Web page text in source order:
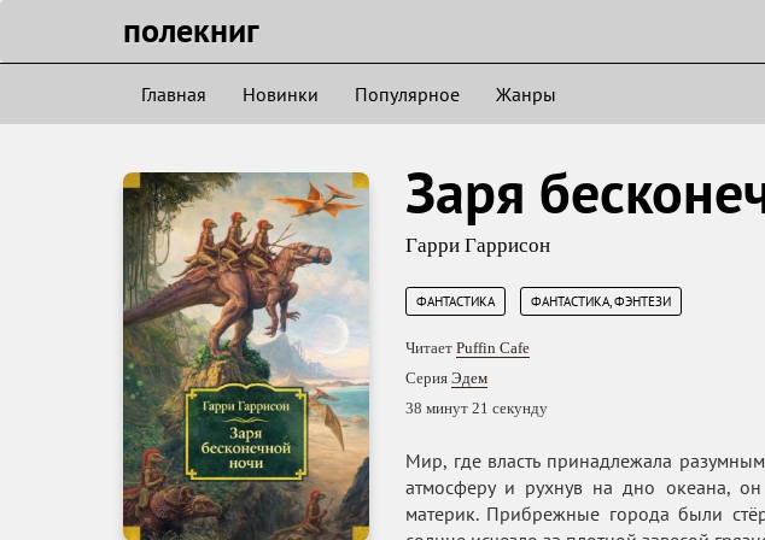
полекниг
Главная Новинки Популярное Жанры
Заря
Гарри Гаррисон
ФАНТАСТИКА ФАНТАСТИКА, ФЭНТЕЗИ
Читает Puffin Cafe
Серия Эдем
38 минут 21 секунду
Мир, где власть принадлежала
атмосферу и рухнув на дно океана,
материк. Прибрежные города были